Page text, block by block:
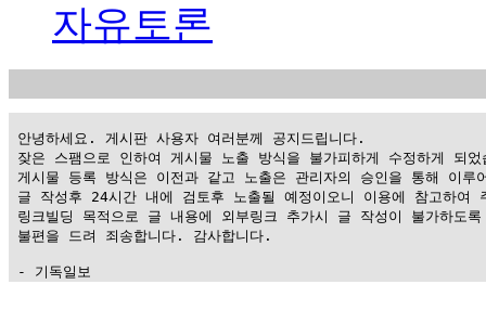
자유토론
안녕하세요. 게시판 사용자 여러분께 공지드립니다.
잦은 스팸으로 인하여 게시물 노출 방식을 불가피하게 수정하게 되었
게시물 등록 방식은 이전과 같고 노출은 관리자의 승인을 통해 이루
글 작성후 24시간 내에 검토후 노출될 예정이오니 이용에 참고하여
링크빌딩 목적으로 글 내용에 외부링크 추가시 글 작성이 불가하도
불편을 드려 죄송합니다. 감사합니다.
- 기독일보